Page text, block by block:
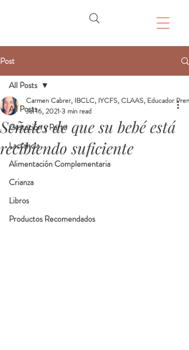
Post
All Posts
Gestación y Parto
Lactancia
Alimentación Complementaria
Crianza
Libros
Productos Recomendados
All Posts
Señales de que su bebé está
recibiendo suficiente
Carmen Cabrer, IBCLC, IYCFS, CLAAS, Educador
Jul 16, 2021 3 min read